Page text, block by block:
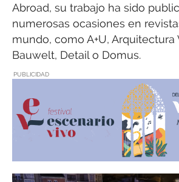
Abroad, su trabajo ha sido
numerosas ocasiones en
mundo, como A+U, Arquitectura
Bauwelt, Detail o Domus.
PUBLICIDAD